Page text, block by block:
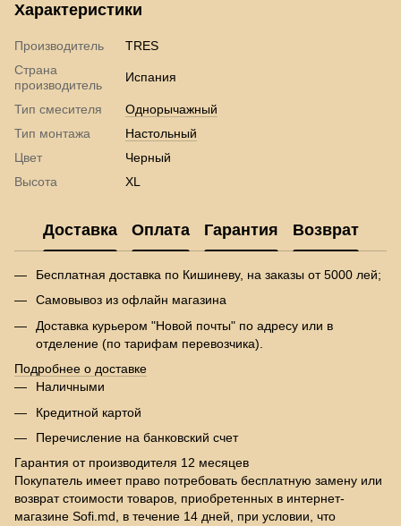
Характеристики
Производитель
TRES
Страна
производитель
Испания
Тип смесителя
Однорычажный
Тип монтажа
Настольный
Цвет
Черный
Высота
XL
Доставка Оплата Гарантия Возврат
Бесплатная доставка по Кишиневу, на заказы от 5000 лей;
Самовывоз из офлайн магазина
Доставка курьером "Новой почты" по адресу или в
отделение (по тарифам перевозчика).
Подробнее о доставке
Наличными
Кредитной картой
Перечисление на банковский счет
Гарантия от производителя 12 месяцев
Покупатель имеет право потребовать бесплатную замену или
возврат стоимости товаров, приобретенных в интернет-
магазине Sofi.md, в течение 14 дней, при условии, что